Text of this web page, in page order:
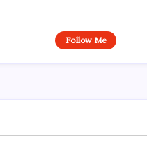
Follow Me